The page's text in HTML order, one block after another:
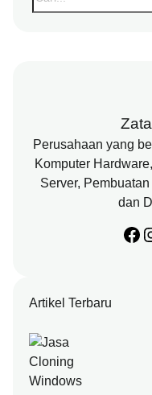
e
Perusahaan yang
Komputer
Server,
dan
Facebook
Artikel Terbaru